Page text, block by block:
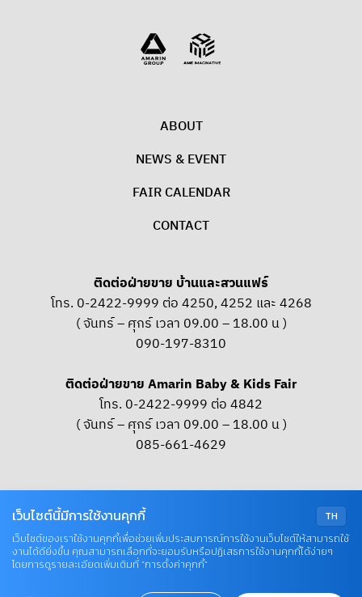
ABOUT
NEWS & EVENT
FAIR CALENDAR
CONTACT
ติดต่อฝ่ายขาย บ้านและสวนแฟร์
โทร. 0-2422-9999 ต่อ 4250, 4252 และ 4268
( จันทร์ – ศุกร์ เวลา 09.00 – 18.00 น )
090-197-8310
ติดต่อฝ่ายขาย Amarin Baby & Kids Fair
โทร. 0-2422-9999 ต่อ 4842
( จันทร์ – ศุกร์ เวลา 09.00 – 18.00 น )
085-661-4629
© COPYRIGHT 2026 AME IMAGINATIVE COMPANY LIMITED
TH
เว็บไซต์นี้มีการใช้งานคุกกี้
เว็บไซต์ของเราใช้งานคุกกี้เพื่อช่วยเพิ่มประสบการณ์การใช้งานเว็บไซต์ให้สามารถใช้
งานได้ดียิ่งขึ้น คุณสามารถเลือกที่จะยอมรับหรือปฏิเสธการใช้งานคุกกี้ได้ง่ายๆ
โดยการดูรายละเอียดเพิ่มเติมที่ “การตั้งค่าคุกกี้”